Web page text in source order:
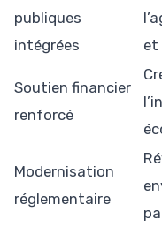
publiques
intégrées
et
Soutien financier
renforcé
Modernisation
réglementaire